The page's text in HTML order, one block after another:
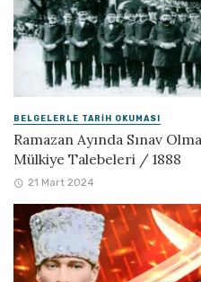
BELGELERLE TARIH OKUMASI
Ramazan Ayında Sınav
Mülkiye Talebeleri / 1888
21 Mart 2024